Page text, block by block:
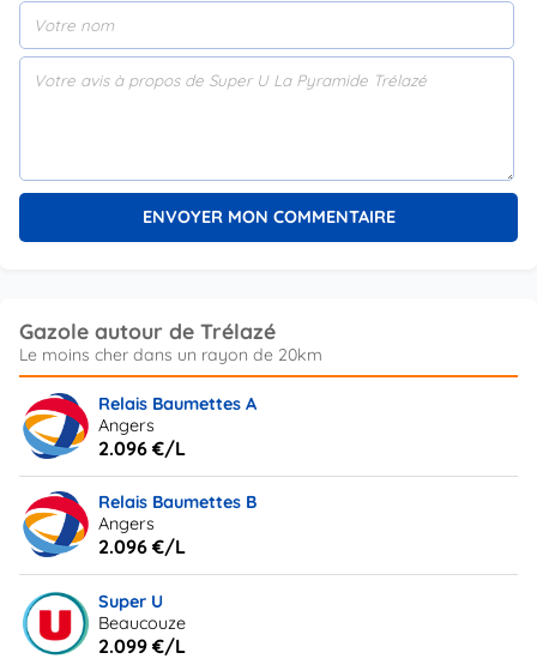
Gazole autour de Trélazé
Relais Baumettes A
Angers
2.096 €/L
Relais Baumettes B
Angers
2.096 €/L
Super U
Beaucouze
2.099 €/L